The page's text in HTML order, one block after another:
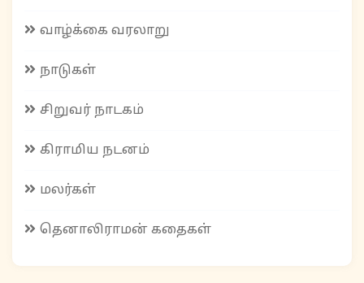
வாழ்க்கை வரலாறு
நாடுகள்
சிறுவர் நாடகம்
கிராமிய நடனம்
மலர்கள்
தெனாலிராமன் கதைகள்